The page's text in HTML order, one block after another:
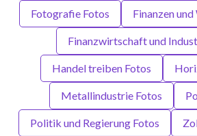
Fotografie Fotos Finanzen
Finanzwirtschaft und
Handel treiben Fotos
Metallindustrie Fotos
Politik und Regierung Fotos